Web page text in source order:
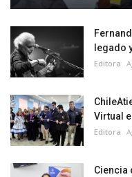
legado
Editora
Virtual
Editora
Ciencia